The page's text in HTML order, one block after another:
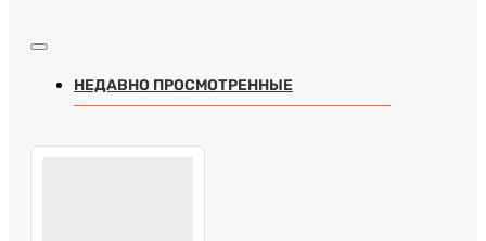
НЕДАВНО ПРОСМОТРЕННЫЕ